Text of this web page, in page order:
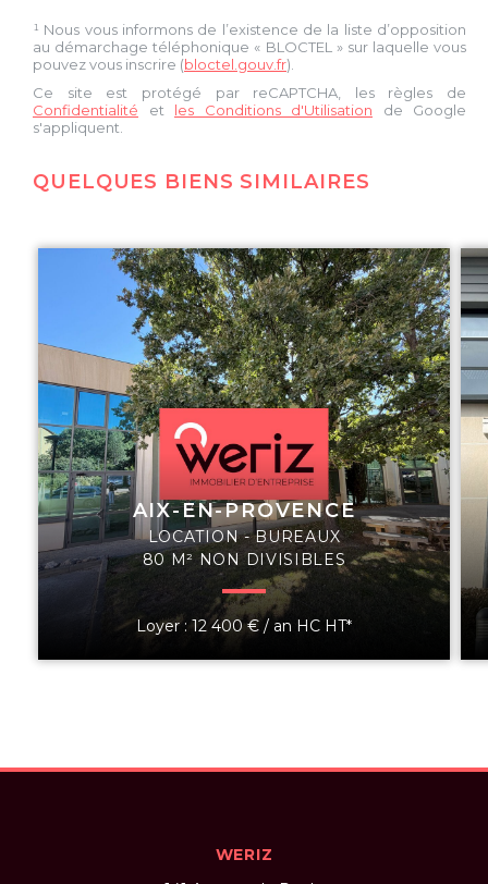
¹ Nous vous informons de l’existence de la liste d’opposition
au démarchage téléphonique « BLOCTEL » sur laquelle vous
pouvez vous inscrire (bloctel.gouv.fr).
Ce site est protégé par reCAPTCHA, les règles de
Confidentialité et les Conditions d'Utilisation de Google
s'appliquent.
QUELQUES BIENS SIMILAIRES
AIX-EN-PROVENCE
LOCATION - BUREAUX
80 M² NON DIVISIBLES
Loyer : 12 400 € / an HC HT*
WERIZ